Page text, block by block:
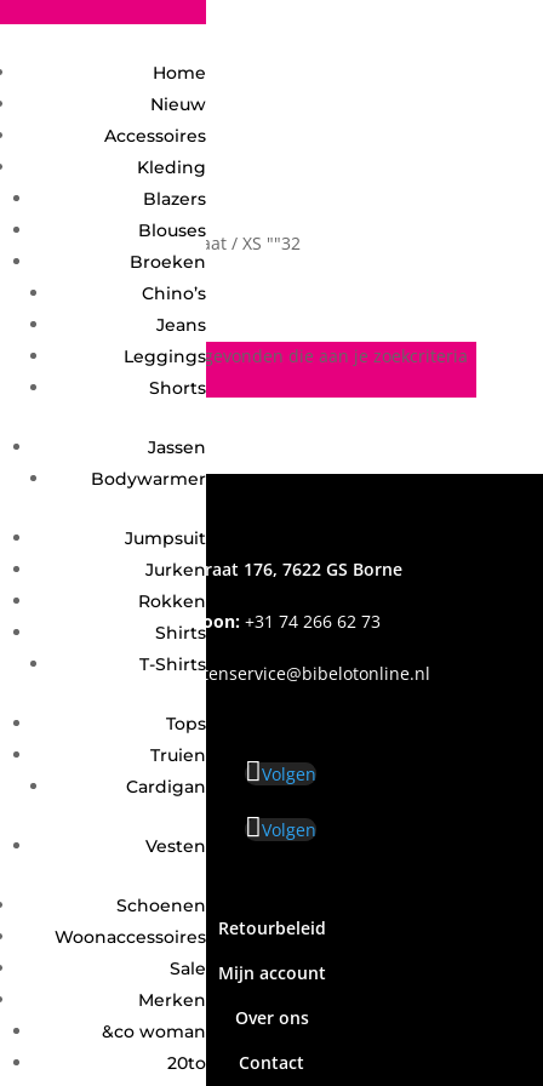
Home
Nieuw
Accessoires
Kleding
Blazers
Blouses
Broeken
Chino’s
Jeans
Leggings
Shorts
Jassen
Bodywarmer
Jumpsuit
Jurken
Rokken
Shirts
T-Shirts
Tops
Truien
Cardigan
Vesten
Schoenen
Woonaccessoires
Sale
Merken
&co woman
20to
/ Product maat / XS ""32
XS ""32
Geen producten gevonden die aan je zoekcriteria
Grotestraat 176, 7622 GS Borne
Telefoon: +31 74 266 62 73
Email:klantenservice@bibelotonline.nl
Volgen
Volgen
Retourbeleid
Mijn account
Over ons
Contact